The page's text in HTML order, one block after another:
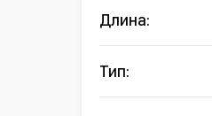
Длина:
Тип: